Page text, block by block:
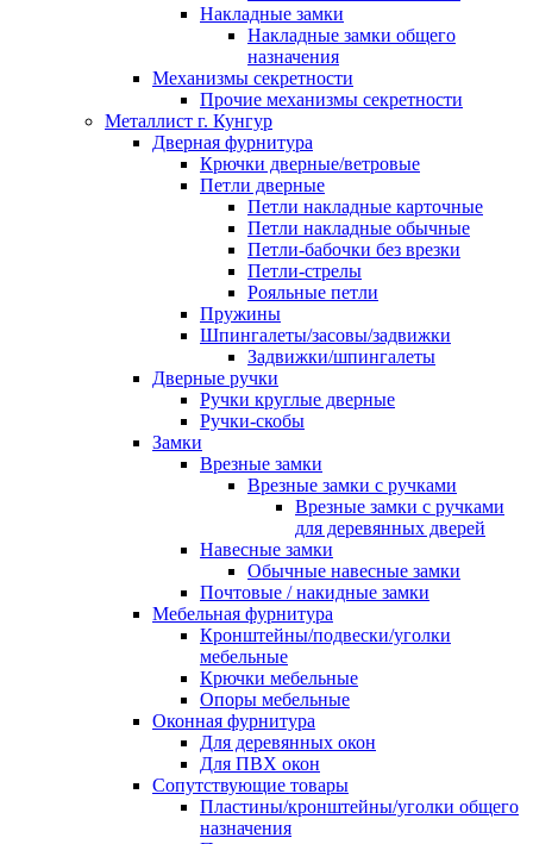
Накладные замки
Накладные замки общего
назначения
Механизмы секретности
Прочие механизмы секретности
Металлист г. Кунгур
Дверная фурнитура
Крючки дверные/ветровые
Петли дверные
Петли накладные карточные
Петли накладные обычные
Петли-бабочки без врезки
Петли-стрелы
Рояльные петли
Пружины
Шпингалеты/засовы/задвижки
Задвижки/шпингалеты
Дверные ручки
Ручки круглые дверные
Ручки-скобы
Замки
Врезные замки
Врезные замки с ручками
Врезные замки с ручками
для деревянных дверей
Навесные замки
Обычные навесные замки
Почтовые / накидные замки
Мебельная фурнитура
Кронштейны/подвески/уголки
мебельные
Крючки мебельные
Опоры мебельные
Оконная фурнитура
Для деревянных окон
Для ПВХ окон
Сопутствующие товары
Пластины/кронштейны/уголки общего
назначения